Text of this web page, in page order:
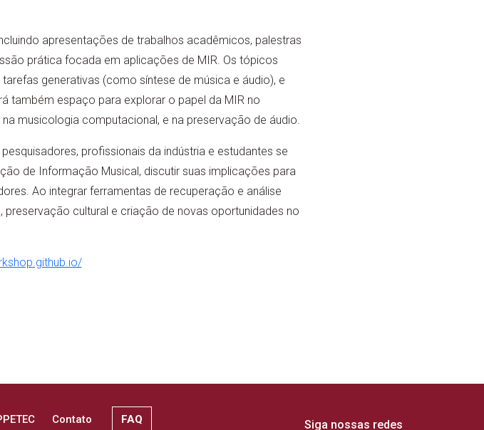
apresentações de trabalhos acadêmicos, palestras
prática focada em aplicações de MIR. Os tópicos
generativas (como síntese de música e áudio), e
também espaço para explorar o papel da MIR no
musicologia computacional, e na preservação de áudio.
profissionais da indústria e estudantes se
de Informação Musical, discutir suas implicações para
Ao integrar ferramentas de recuperação e análise
cultural e criação de novas oportunidades no
Contato FAQ Siga nossas redes